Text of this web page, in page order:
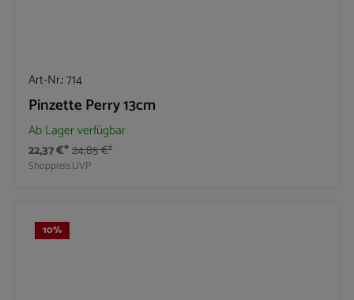
Art-Nr.:714
Pinzette Perry 13cm
Ab Lager verfügbar
22,37 €*
Shoppreis
24,85 €*
UVP
10%